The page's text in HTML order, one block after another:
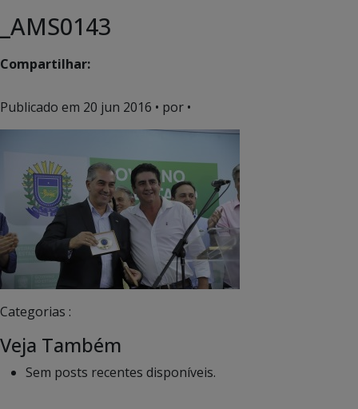
_AMS0143
Compartilhar:
Publicado em 20 jun 2016 • por •
Categorias :
Veja Também
Sem posts recentes disponíveis.